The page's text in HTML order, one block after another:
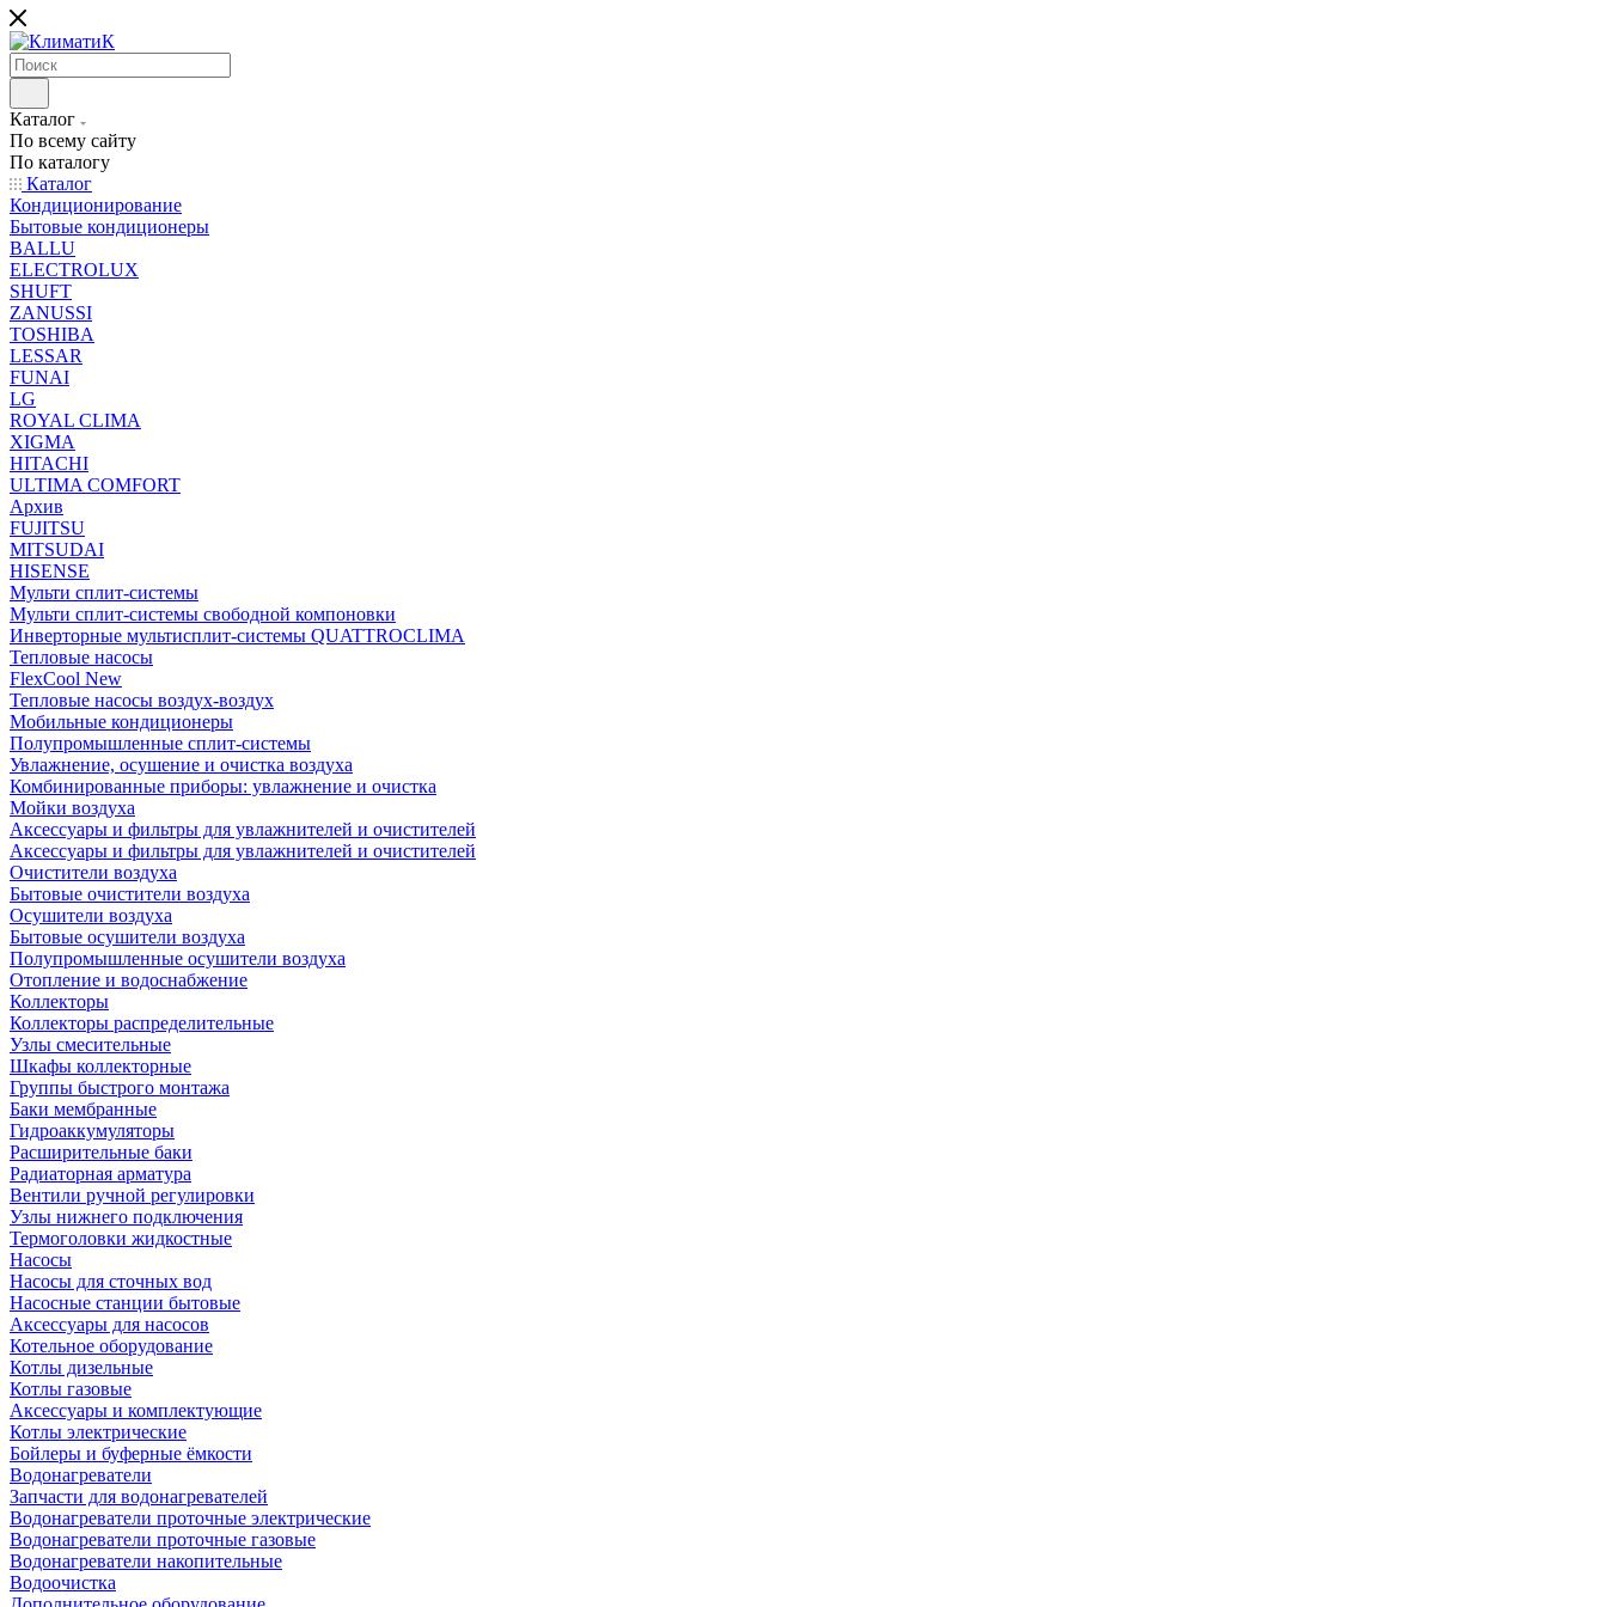
Каталог
По всему сайту
По каталогу
Каталог
Кондиционирование
Бытовые кондиционеры
BALLU
ELECTROLUX
SHUFT
ZANUSSI
TOSHIBA
LESSAR
FUNAI
LG
ROYAL CLIMA
XIGMA
HITACHI
ULTIMA COMFORT
Архив
FUJITSU
MITSUDAI
HISENSE
Мульти сплит-системы
Мульти сплит-системы свободной компоновки
Инверторные мультисплит-системы QUATTROCLIMA
Тепловые насосы
FlexCool New
Тепловые насосы воздух-воздух
Мобильные кондиционеры
Полупромышленные сплит-системы
Увлажнение, осушение и очистка воздуха
Комбинированные приборы: увлажнение и очистка
Мойки воздуха
Аксессуары и фильтры для увлажнителей и очистителей
Аксессуары и фильтры для увлажнителей и очистителей
Очистители воздуха
Бытовые очистители воздуха
Осушители воздуха
Бытовые осушители воздуха
Полупромышленные осушители воздуха
Отопление и водоснабжение
Коллекторы
Коллекторы распределительные
Узлы смесительные
Шкафы коллекторные
Группы быстрого монтажа
Баки мембранные
Гидроаккумуляторы
Расширительные баки
Радиаторная арматура
Вентили ручной регулировки
Узлы нижнего подключения
Термоголовки жидкостные
Насосы
Насосы для сточных вод
Насосные станции бытовые
Аксессуары для насосов
Котельное оборудование
Котлы дизельные
Котлы газовые
Аксессуары и комплектующие
Котлы электрические
Бойлеры и буферные ёмкости
Водонагреватели
Запчасти для водонагревателей
Водонагреватели проточные электрические
Водонагреватели проточные газовые
Водонагреватели накопительные
Водоочистка